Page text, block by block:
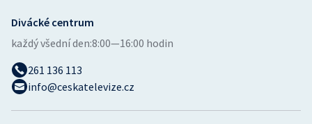
Divácké centrum
každý všední den:8:00—16:00 hodin
261 136 113
info@ceskatelevize.cz